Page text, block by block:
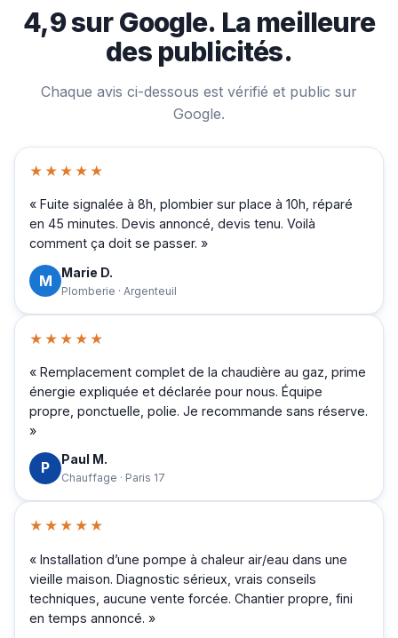
4,9 sur Google. La meilleure
des publicités.
Chaque avis ci-dessous est vérifié et public sur
Google.
★★★★★
« Fuite signalée à 8h, plombier sur place à 10h, réparé
en 45 minutes. Devis annoncé, devis tenu. Voilà
comment ça doit se passer. »
M Marie D.
Plomberie · Argenteuil
★★★★★
« Remplacement complet de la chaudière au gaz, prime
énergie expliquée et déclarée pour nous. Équipe
propre, ponctuelle, polie. Je recommande sans réserve.
»
P Paul M.
Chauffage · Paris 17
★★★★★
« Installation d’une pompe à chaleur air/eau dans une
vieille maison. Diagnostic sérieux, vrais conseils
techniques, aucune vente forcée. Chantier propre, fini
en temps annoncé. »